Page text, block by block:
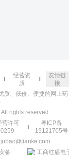
经营资
质
友情链
接
质、低价、便捷的网上药
rights reserved
营许可
粤ICP备
19121705号